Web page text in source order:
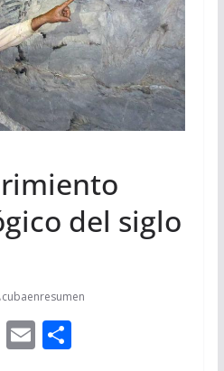
del siglo
cubaenresumen
E C